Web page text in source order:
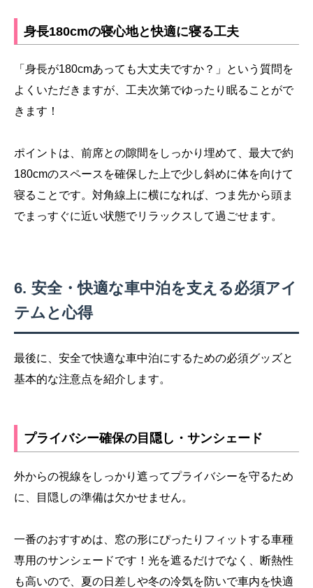
身長180cmの寝心地と快適に寝る工夫
「身長が180cmあっても大丈夫ですか？」という質問を
よくいただきますが、工夫次第でゆったり眠ることがで
きます！
ポイントは、前席との隙間をしっかり埋めて、最大で約
180cmのスペースを確保した上で少し斜めに体を向けて
寝ることです。対角線上に横になれば、つま先から頭ま
でまっすぐに近い状態でリラックスして過ごせます。
安全・快適な車中泊を支える必須アイ
テムと心得
最後に、安全で快適な車中泊にするための必須グッズと
基本的な注意点を紹介します。
プライバシー確保の目隠し・サンシェード
外からの視線をしっかり遮ってプライバシーを守るため
に、目隠しの準備は欠かせません。
一番のおすすめは、窓の形にぴったりフィットする車種
専用のサンシェードです！光を遮るだけでなく、断熱性
も高いので、夏の日差しや冬の冷気を防いで車内を快適